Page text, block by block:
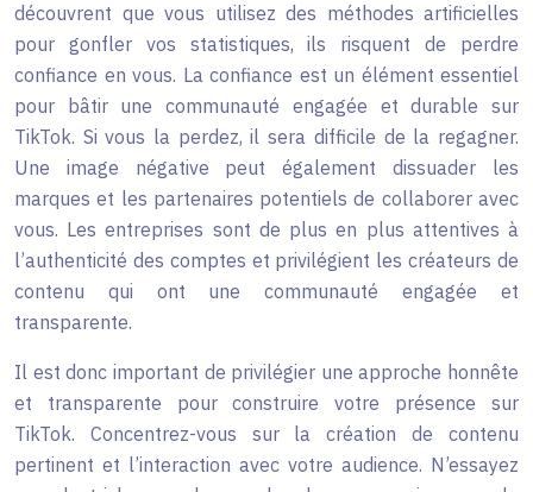
découvrent que vous utilisez des méthodes artificielles
pour gonfler vos statistiques, ils risquent de perdre
confiance en vous. La confiance est un élément essentiel
pour bâtir une communauté engagée et durable sur
TikTok. Si vous la perdez, il sera difficile de la regagner.
Une image négative peut également dissuader les
marques et les partenaires potentiels de collaborer avec
vous. Les entreprises sont de plus en plus attentives à
l’authenticité des comptes et privilégient les créateurs de
contenu qui ont une communauté engagée et
transparente.
Il est donc important de privilégier une approche honnête
et transparente pour construire votre présence sur
TikTok. Concentrez-vous sur la création de contenu
pertinent et l’interaction avec votre audience. N’essayez